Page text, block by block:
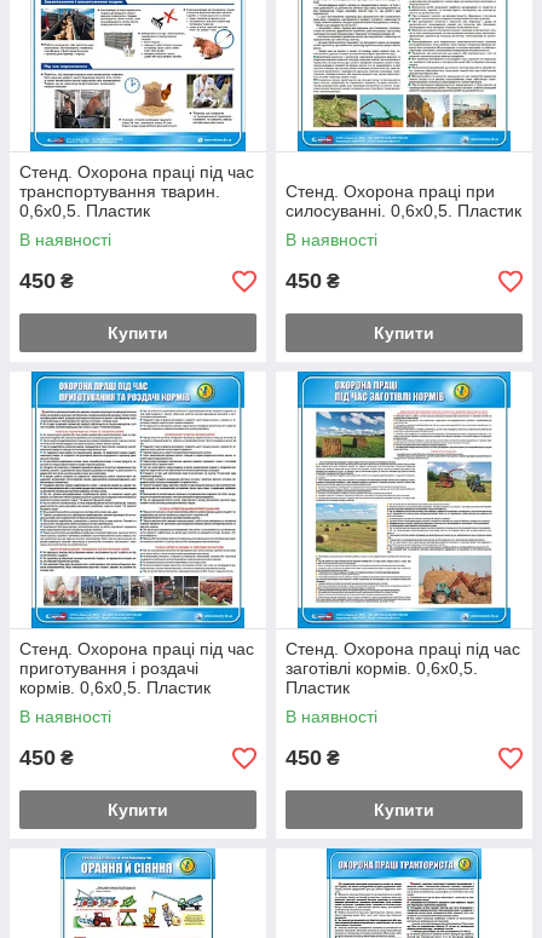
Стенд. Охорона праці під час
транспортування тварин.
0,6х0,5. Пластик
В наявності
450 ₴
Купити
Стенд. Охорона праці при
силосуванні. 0,6х0,5. Пластик
В наявності
450 ₴
Купити
Стенд. Охорона праці під час
приготування і роздачі
кормів. 0,6х0,5. Пластик
В наявності
450 ₴
Купити
Стенд. Охорона праці під час
заготівлі кормів. 0,6х0,5.
Пластик
В наявності
450 ₴
Купити